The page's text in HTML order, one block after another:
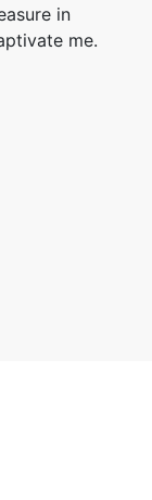
in
me.